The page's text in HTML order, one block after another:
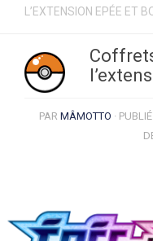
L’EXTENSION EPÉE ET
PAR MÂMOTTO · PUBLIÉ